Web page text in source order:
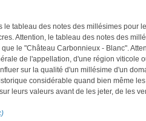
tableau des notes des millésimes pour
Attention, le tableau des notes des
le "Château Carbonnieux - Blanc".
de l'appellation, d'une région viticole
sur la qualité d'un millésime d'un
considérable quand bien même
leurs valeurs avant de les jeter, de les